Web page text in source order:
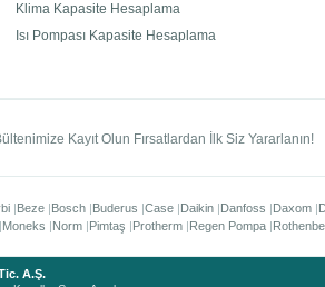
Klima Kapasite Hesaplama
Isı Pompası Kapasite Hesaplama
Kayıt Olun Fırsatlardan İlk Siz Yararlanın!
Beze Bosch Buderus Case Daikin Danfoss Daxom
Moneks Norm Pimtaş Protherm Regen Pompa
A.Ş.